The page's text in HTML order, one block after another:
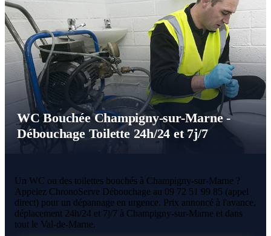
WC Bouchée Champigny-sur-Marne -
Débouchage Toilette 24h/24 et 7j/7
Un WC ou des toilettes bouchés à Champigny-sur-Marne ?
Appelez ChronoServe Débouchage au 09 72 51 99 85 (appel
direct) pour un dépannage en urgence. Prix annoncé à l'avance,
déplacement 24h/24 et 7j/7 à Champigny-sur-Marne et dans
tout le Val-de-Marne.